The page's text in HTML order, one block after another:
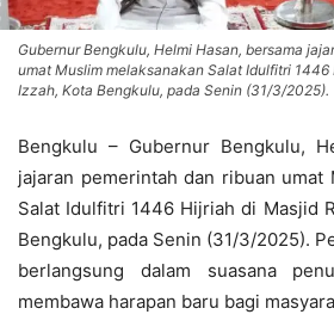
Gubernur Bengkulu, Helmi Hasan, bersama
umat Muslim melaksanakan Salat Idulfitri
Izzah, Kota Bengkulu, pada Senin (31/3/2025).
Bengkulu – Gubernur Bengkulu,
jajaran pemerintah dan ribuan umat
Salat Idulfitri 1446 Hijriah di Masjid
Bengkulu, pada Senin (31/3/2025).
berlangsung dalam suasana
membawa harapan baru bagi